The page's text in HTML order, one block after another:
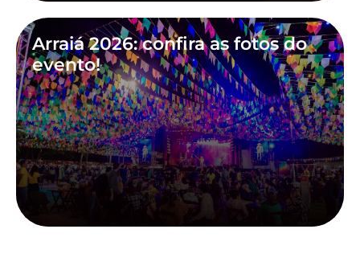
Arraiá 2026: confira as fotos do
evento!